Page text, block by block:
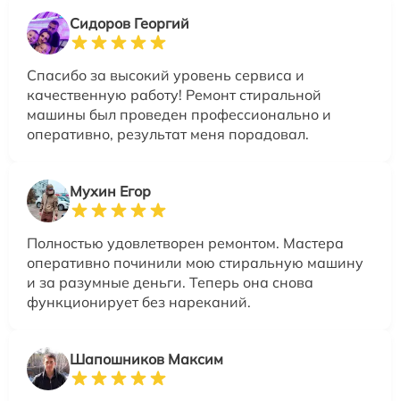
Сидоров Георгий
Спасибо за высокий уровень сервиса и
качественную работу! Ремонт стиральной
машины был проведен профессионально и
оперативно, результат меня порадовал.
Мухин Егор
Полностью удовлетворен ремонтом. Мастера
оперативно починили мою стиральную машину
и за разумные деньги. Теперь она снова
функционирует без нареканий.
Шапошников Максим